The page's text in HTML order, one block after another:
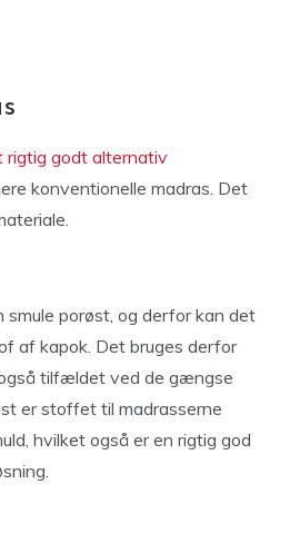
rigtig godt alternativ
konventionelle madras. Det
smule porøst, og derfor kan det
af kapok. Det bruges derfor
tilfældet ved de gængse
er stoffet til madrasserne
hvilket også er en rigtig god